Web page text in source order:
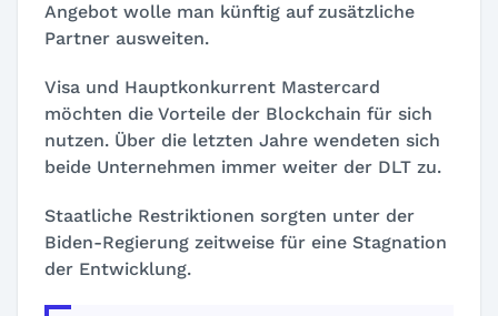
Angebot wolle man künftig auf zusätzliche
Partner ausweiten.
Visa und Hauptkonkurrent Mastercard
möchten die Vorteile der Blockchain für sich
nutzen. Über die letzten Jahre wendeten sich
beide Unternehmen immer weiter der DLT zu.
Staatliche Restriktionen sorgten unter der
Biden-Regierung zeitweise für eine Stagnation
der Entwicklung.